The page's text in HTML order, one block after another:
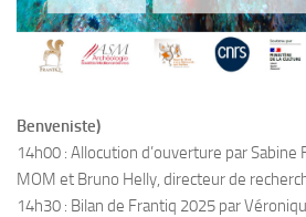
Benveniste)
14h00 : Allocution d’ouverture par Sabine
MOM et Bruno Helly, directeur de
14h30 : Bilan de Frantiq 2025 par